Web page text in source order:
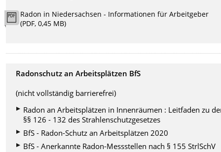
Radon in Niedersachsen - Informationen für Arbeitgeber
(PDF, 0,45 MB)
Radonschutz an Arbeitsplätzen BfS
(nicht vollständig barrierefrei)
Radon an Arbeitsplätzen in Innenräumen : Leitfaden zu
§§ 126 - 132 des Strahlenschutzgesetzes
BfS - Radon-Schutz an Arbeitsplätzen 2020
BfS - Anerkannte Radon-Messstellen nach § 155 StrlSchV